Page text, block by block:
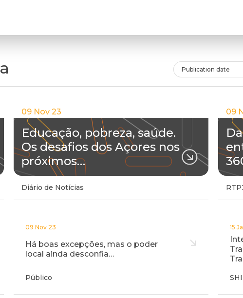
Publication date
09 Nov 23
Educação, pobreza, saúde.
Os desafios dos Açores nos
próximos…
Diário de Notícias
09
09 Nov 23
Há boas excepções, mas o poder
local ainda desconfia…
Público
15